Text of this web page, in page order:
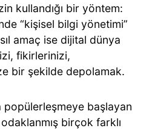
kullandığı bir yöntem:
“kişisel bilgi yönetimi”
amaç ise dijital dünya
fikirlerinizi,
bir şekilde depolamak.
popülerleşmeye başlayan
birçok farklı